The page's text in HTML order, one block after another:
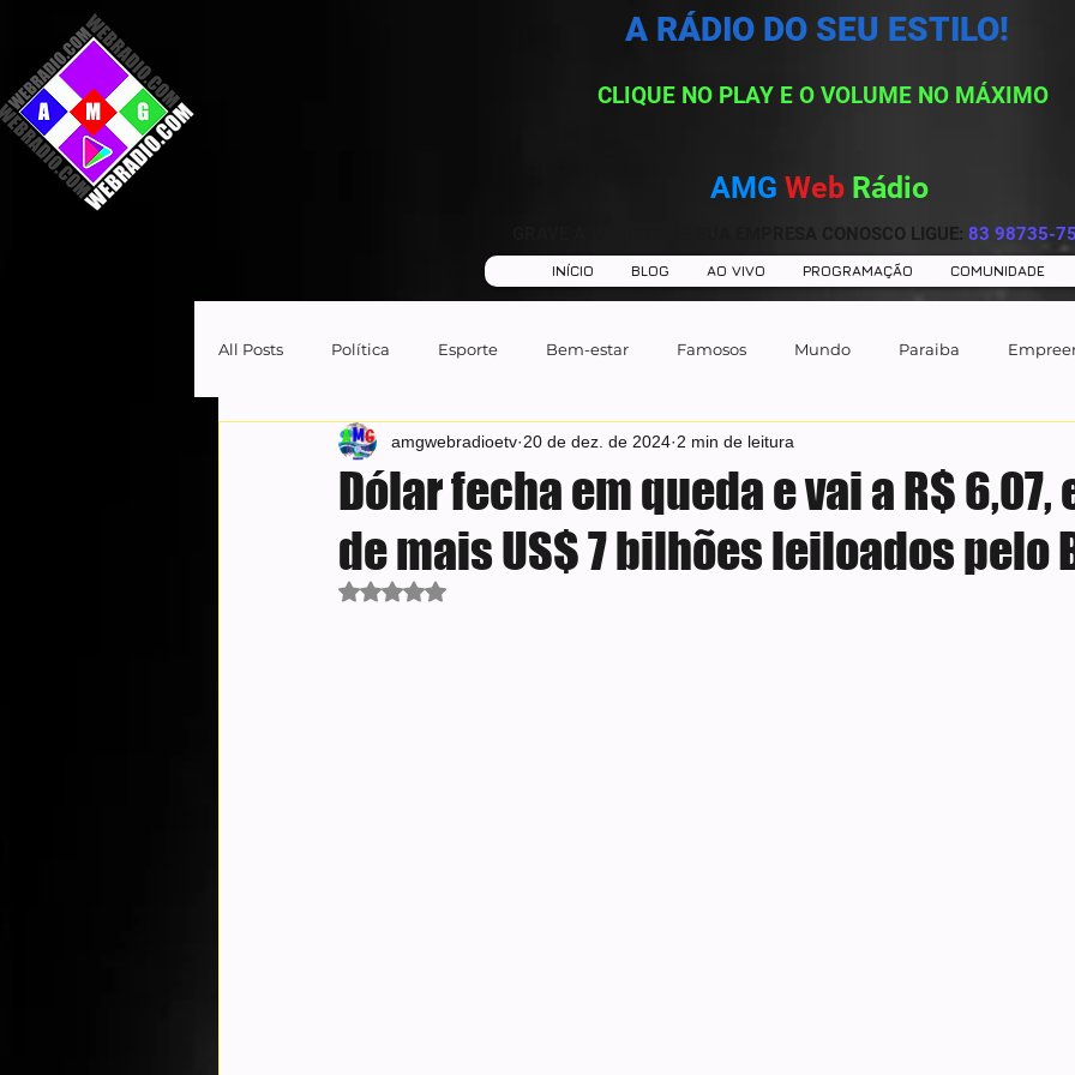
CLIQUE NO PLAY E O VOLUME NO MÁXIMO
AMG Web Rádio
GRAVE A VINHETA DE SUA EMPRESA CONOSCO LIGUE: 83 98735-
A RÁDIO DO SEU ESTILO!
INÍCIO BLOG AO VIVO PROGRAMAÇÃO COMUNIDADE
All Posts Política Esporte Bem-estar Famosos Mundo Paraiba
Dólar fecha em queda e vai a R$ 6,07,
de mais US$ 7 bilhões leiloados pelo
amgwebradioetv 20 de dez. de 2024 2 min de leitura
Avaliado com NaN de 5 estrelas.